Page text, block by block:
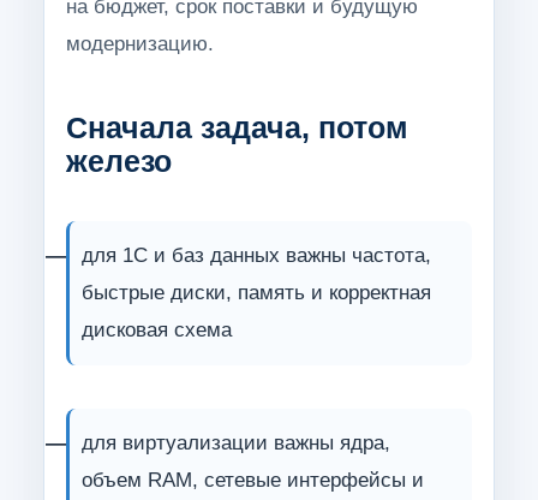
на бюджет, срок поставки и будущую
модернизацию.
Сначала задача, потом
железо
для 1С и баз данных важны частота,
быстрые диски, память и корректная
дисковая схема
для виртуализации важны ядра,
объем RAM, сетевые интерфейсы и